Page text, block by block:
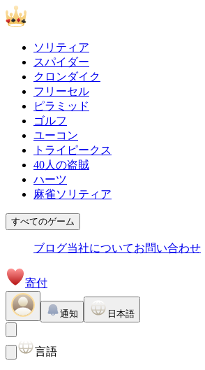
ソリティア
スパイダー
クロンダイク
フリーセル
ピラミッド
ゴルフ
ユーコン
トライピークス
40人の盗賊
ハーツ
麻雀ソリティア
すべてのゲーム
ブログ当社についてお問い合わせ
寄付
通知 日本語
言語